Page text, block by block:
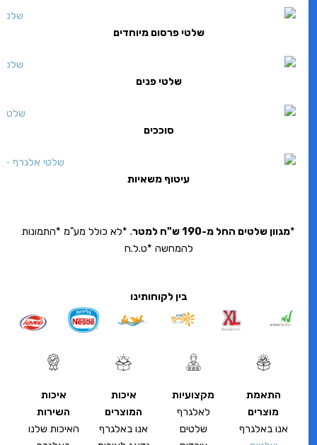
שלטי פרסום מיוחדים
שלטי פנים
סוככים
עיטוף משאיות
מגוון שלטים החל מ-190 ש"ח למטר
. *לא כולל מע"מ *התמונות
להמחשה *ט.ל.ח
בין לקוחותינו
התאמת
מוצרים
אנו באלגרף
מקצועיות
לאלגרף
שלטים
איכות
המוצרים
אנו באלגרף
איכות
השירות
האיכות שלנו